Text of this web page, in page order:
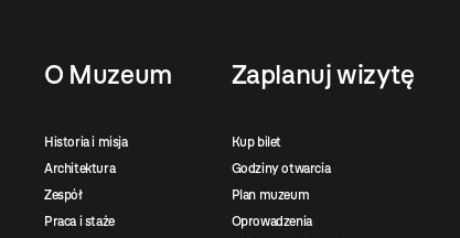
O Muzeum
Historia i misja
Architektura
Zespół
Praca i staże
Zaplanuj wizytę
Kup bilet
Godziny otwarcia
Plan muzeum
Oprowadzenia